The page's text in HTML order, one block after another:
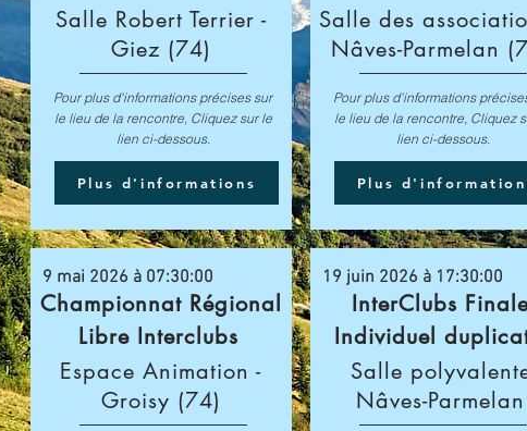
Salle Robert Terrier -
Giez (74)
Pour plus d'informations précises sur
le lieu de la rencontre, Cliquez sur le
lien ci-dessous.
Plus d'informations
9 mai 2026 à 07:30:00
Championnat Régional
Libre Interclubs
Espace Animation -
Groisy (74)
Salle des
Nâves-Parmelan
Pour plus d'informations
le lieu de la rencontre, Cliquez
lien ci-dessous.
Plus
19 juin 2026 à 17:30:00
InterClubs
Individuel
Salle
Nâves-Parmelan